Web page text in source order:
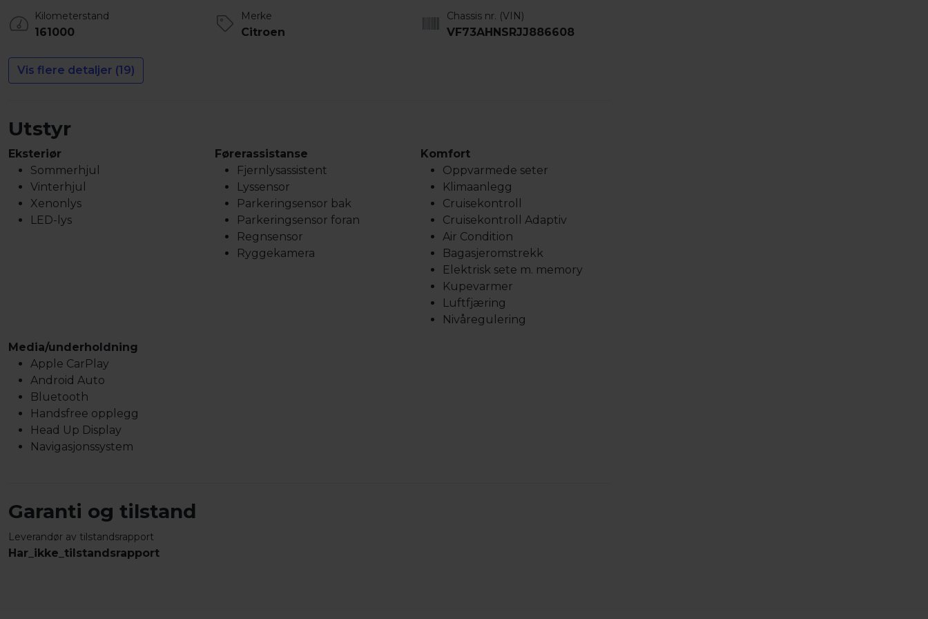
Kilometerstand
161000
Merke
Citroen
Chassis nr. (VIN)
VF73AHNSRJJ886608
Vis flere detaljer (19)
Utstyr
Eksteriør
Sommerhjul
Vinterhjul
Xenonlys
LED-lys
Førerassistanse
Fjernlysassistent
Lyssensor
Parkeringsensor bak
Parkeringsensor foran
Regnsensor
Ryggekamera
Komfort
Oppvarmede seter
Klimaanlegg
Cruisekontroll
Cruisekontroll Adaptiv
Air Condition
Bagasjeromstrekk
Elektrisk sete m. memory
Kupevarmer
Luftfjæring
Nivåregulering
Media/underholdning
Apple CarPlay
Android Auto
Bluetooth
Handsfree opplegg
Head Up Display
Navigasjonssystem
Garanti og tilstand
Leverandør av tilstandsrapport
Har_ikke_tilstandsrapport